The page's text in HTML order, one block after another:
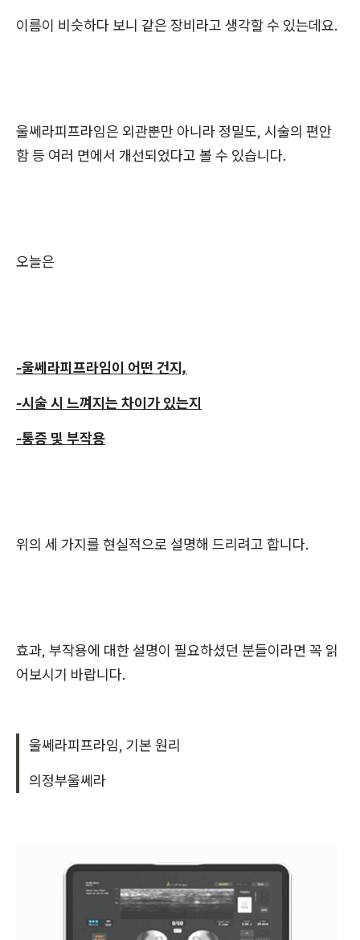
이름이 비슷하다 보니 같은 장비라고 생각할 수 있는데요.
울쎄라피프라임은 외관뿐만 아니라 정밀도, 시술의 편안
함 등 여러 면에서 개선되었다고 볼 수 있습니다.
오늘은
-울쎄라피프라임이 어떤 건지,
-시술 시 느껴지는 차이가 있는지
-통증 및 부작용
위의 세 가지를 현실적으로 설명해 드리려고 합니다.
효과, 부작용에 대한 설명이 필요하셨던 분들이라면 꼭 읽
어보시기 바랍니다.
울쎄라피프라임, 기본 원리
의정부울쎄라